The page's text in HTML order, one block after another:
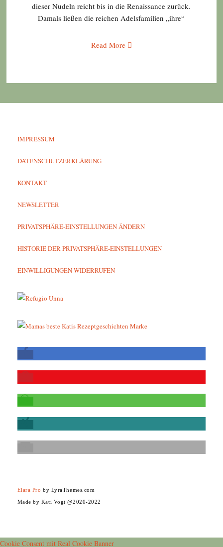
dieser Nudeln reicht bis in die Renaissance zurück.
Damals ließen die reichen Adelsfamilien „ihre“
Read More
IMPRESSUM
DATENSCHUTZERKLÄRUNG
KONTAKT
NEWSLETTER
PRIVATSPHÄRE-EINSTELLUNGEN ÄNDERN
HISTORIE DER PRIVATSPHÄRE-EINSTELLUNGEN
EINWILLIGUNGEN WIDERRUFEN
Elara Pro by LyraThemes.com
Made by Kati Vogt @2020-2022
Cookie Consent mit Real Cookie Banner